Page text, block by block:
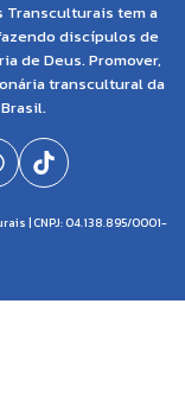
Transculturais tem a
discípulos de
de Deus. Promover,
transcultural da
| CNPJ: 04.138.895/0001-